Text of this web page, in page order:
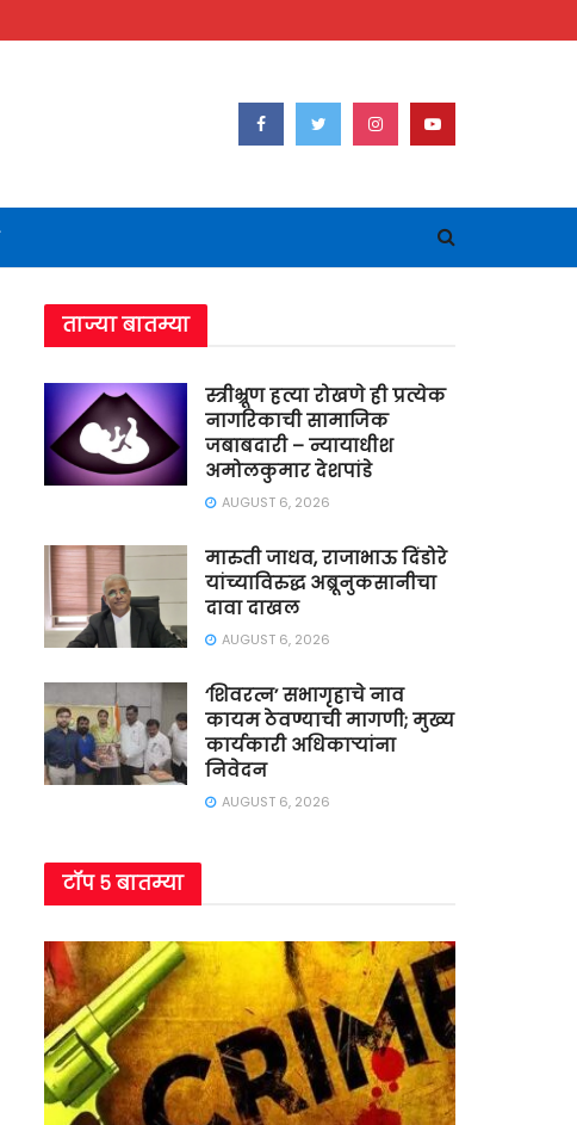
ताज्या बातम्या
स्त्रीभ्रूण हत्या रोखणे ही प्रत्येक
नागरिकाची सामाजिक
जबाबदारी – न्यायाधीश
अमोलकुमार देशपांडे
AUGUST 6, 2026
मारुती जाधव, राजाभाऊ दिंडोरे
यांच्याविरुद्ध अब्रूनुकसानीचा
दावा दाखल
AUGUST 6, 2026
‘शिवरत्न’ सभागृहाचे नाव
कायम ठेवण्याची मागणी; मुख्य
कार्यकारी अधिकाऱ्यांना
निवेदन
AUGUST 6, 2026
टॉप ५ बातम्या